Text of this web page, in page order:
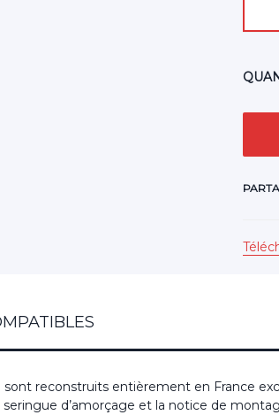
reconstruits entièrement en France
seringue d’amorçage et la notice de